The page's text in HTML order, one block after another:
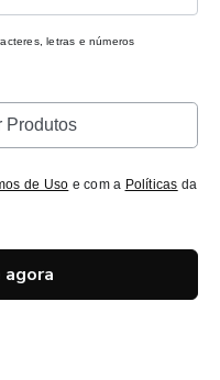
letras e números
Produtos
de Uso e com a Políticas da